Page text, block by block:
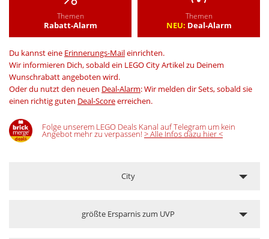
Themen
Rabatt-Alarm
Themen
NEU: Deal-Alarm
Du kannst eine Erinnerungs-Maileinrichten.
Wir informieren Dich, sobald ein LEGO City Artikel zu Deinem
Wunschrabatt angeboten wird.
Oder du nutzt den neuen Deal-Alarm: Wir melden dir Sets, sobald sie
einen richtig guten Deal-Scoreerreichen.
Folge unserem LEGO Deals Kanal auf Telegram um kein
Angebot mehr zu verpassen! > Alle Infos dazu hier <
City
größte Ersparnis zum UVP